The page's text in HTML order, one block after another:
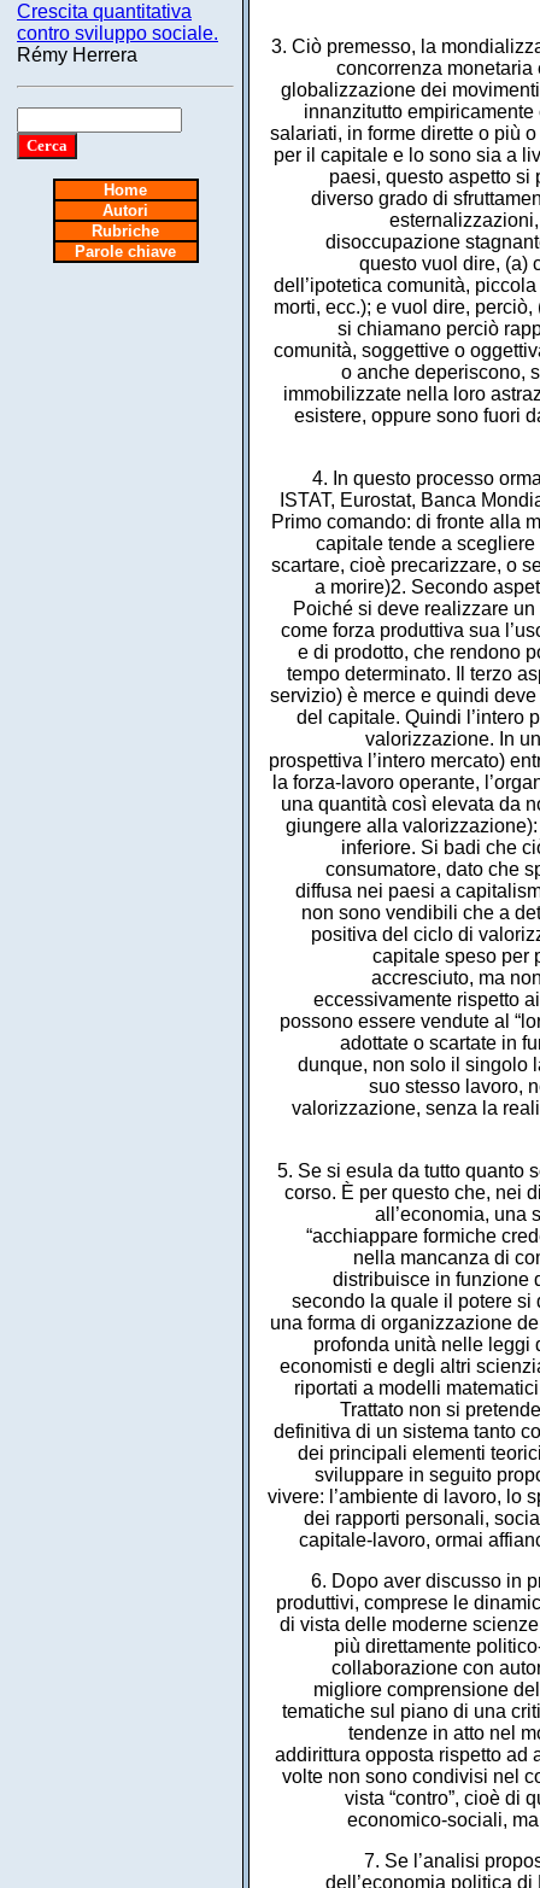
Crescita quantitativa
contro sviluppo sociale.
Rémy Herrera
Home
Autori
Rubriche
Parole chiave
3. Ciò premesso, la
concorrenza monetaria
globalizzazione dei
innanzitutto
salariati, in forme dirette o più
per il capitale e lo sono sia a
paesi, questo aspetto si
diverso grado di
disoccupazione
questo vuol dire, (a)
dell’ipotetica comunità,
morti, ecc.); e vuol dire,
si chiamano perciò
comunità, soggettive o
o anche deperiscono,
immobilizzate nella loro
esistere, oppure sono fuori
4. In questo processo
ISTAT, Eurostat, Banca
Primo comando: di fronte alla
capitale tende a
scartare, cioè precarizzare, o
a morire)2. Secondo
Poiché si deve realizzare
come forza produttiva sua
e di prodotto, che rendono
tempo determinato. Il terzo
servizio) è merce e quindi
del capitale. Quindi l’intero
valorizzazione. In
prospettiva l’intero mercato)
la forza-lavoro operante,
una quantità così elevata da
giungere alla
inferiore. Si badi che
consumatore, dato che
diffusa nei paesi a
non sono vendibili che a
positiva del ciclo di
capitale speso per
accresciuto, ma
eccessivamente rispetto
possono essere vendute al
adottate o scartate in
dunque, non solo il singolo
suo stesso lavoro,
valorizzazione, senza la
5. Se si esula da tutto quanto
corso. È per questo che, nei
all’economia, una
“acchiappare formiche
nella mancanza di
distribuisce in funzione
secondo la quale il potere
una forma di organizzazione
profonda unità nelle leggi
economisti e degli altri
riportati a modelli
Trattato non si
definitiva di un sistema tanto
dei principali elementi
sviluppare in seguito
vivere: l’ambiente di lavoro, lo
dei rapporti personali,
capitale-lavoro, ormai
6. Dopo aver discusso in
produttivi, comprese le
di vista delle moderne
più direttamente
collaborazione con
migliore comprensione
tematiche sul piano di una
tendenze in atto nel
addirittura opposta rispetto ad
volte non sono condivisi nel
vista “contro”, cioè di
economico-sociali,
7. Se l’analisi
dell’economia politica